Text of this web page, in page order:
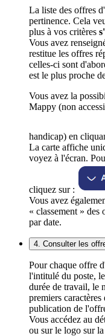
La liste des offres
pertinence. Cela
plus à vos critères
Vous avez
restitue les offres
celles-ci sont
est le plus proche
Vous avez la
Mappy (non
handicap) en
La carte affiche
voyez à l'écran.
cliquez sur :
Vous avez
« classement »
par date.
4. Consulter les
Pour chaque offre
l'intitulé du poste,
durée de travail, le
premiers
publication de
Vous accédez au
ou sur le logo sur